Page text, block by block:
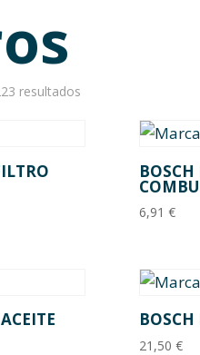
resultados
6,91 €
BOSCH
21,50 €